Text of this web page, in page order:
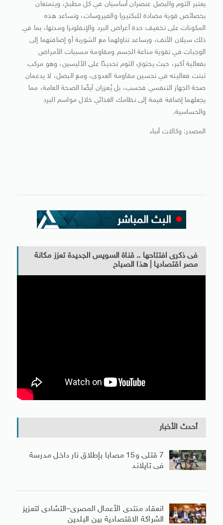
يعتبر الثوم والبصل عنصران أساسيان في كل مطبخ، ويتمتعان
بخصائص قوية مضادة للبكتيريا والفيروسات، وتساعد هذه
المكونات على تخفيف حدة أعراض البرد والإنفلونزا ومدتها، بما في
ذلك سيلان الأنف، ويساعد تناولهما مع الشوربة أو إضافتهما إلى
الوجبات في تقوية مناعة الجسم ومقاومة مسببات الأمراض
بفعالية أكبر، حيث يحتوي الثوم تحديدًا على الأليسين، وهو مركب
ثبتت فعاليته في تحسين مقاومة العدوى، ومع البصل، لا يدعمان
صحة الجهاز التنفسي فحسب، بل يُعززان أيضًا الصحة العامة، مما
يجعلهما إضافة قيمة إلى نظامك الغذائي خلال مواسم البرد
والحساسية.
المصدر: وكالات أنباء
فى ذكرى افتتاحها .. قناة السويس الجديدة تعزز مكانة
مصر اقتصاديا | هذا الصباح
أحدث الأخبار
7 قتلى و15 مصابا بإطلاق نار داخل مدرسة
فى تايلاند
انعقاد منتدى الأعمال المصرى–التشادى لتعزيز
الشراكة الاقتصادية بين البلدين